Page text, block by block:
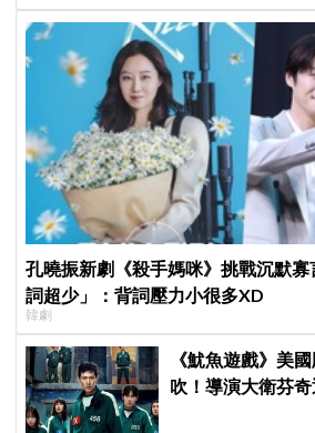
孔曉振新劇《殺手媽咪》挑戰沉默
詞超少」：背詞壓力小很多XD
韓劇
《魷魚遊戲》美
吹！導演大衛芬